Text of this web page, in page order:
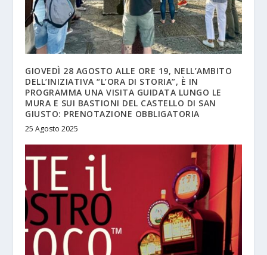
GIOVEDÌ 28 AGOSTO ALLE ORE 19, NELL’AMBITO
DELL’INIZIATIVA “L’ORA DI STORIA”, È IN
PROGRAMMA UNA VISITA GUIDATA LUNGO LE
MURA E SUI BASTIONI DEL CASTELLO DI SAN
GIUSTO: PRENOTAZIONE OBBLIGATORIA
25 Agosto 2025